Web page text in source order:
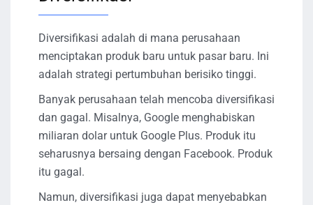
Diversifikasi adalah di mana perusahaan
menciptakan produk baru untuk pasar baru. Ini
adalah strategi pertumbuhan berisiko tinggi.
Banyak perusahaan telah mencoba diversifikasi
dan gagal. Misalnya, Google menghabiskan
miliaran dolar untuk Google Plus. Produk itu
seharusnya bersaing dengan Facebook. Produk
itu gagal.
Namun, diversifikasi juga dapat menyebabkan